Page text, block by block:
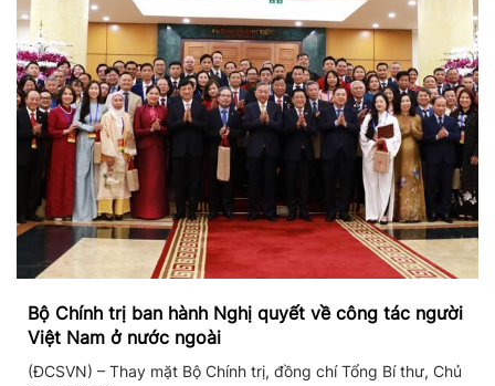
Bộ Chính trị ban hành Nghị quyết về công tác người
Việt Nam ở nước ngoài
(ĐCSVN) – Thay mặt Bộ Chính trị, đồng chí Tổng Bí thư, Chủ